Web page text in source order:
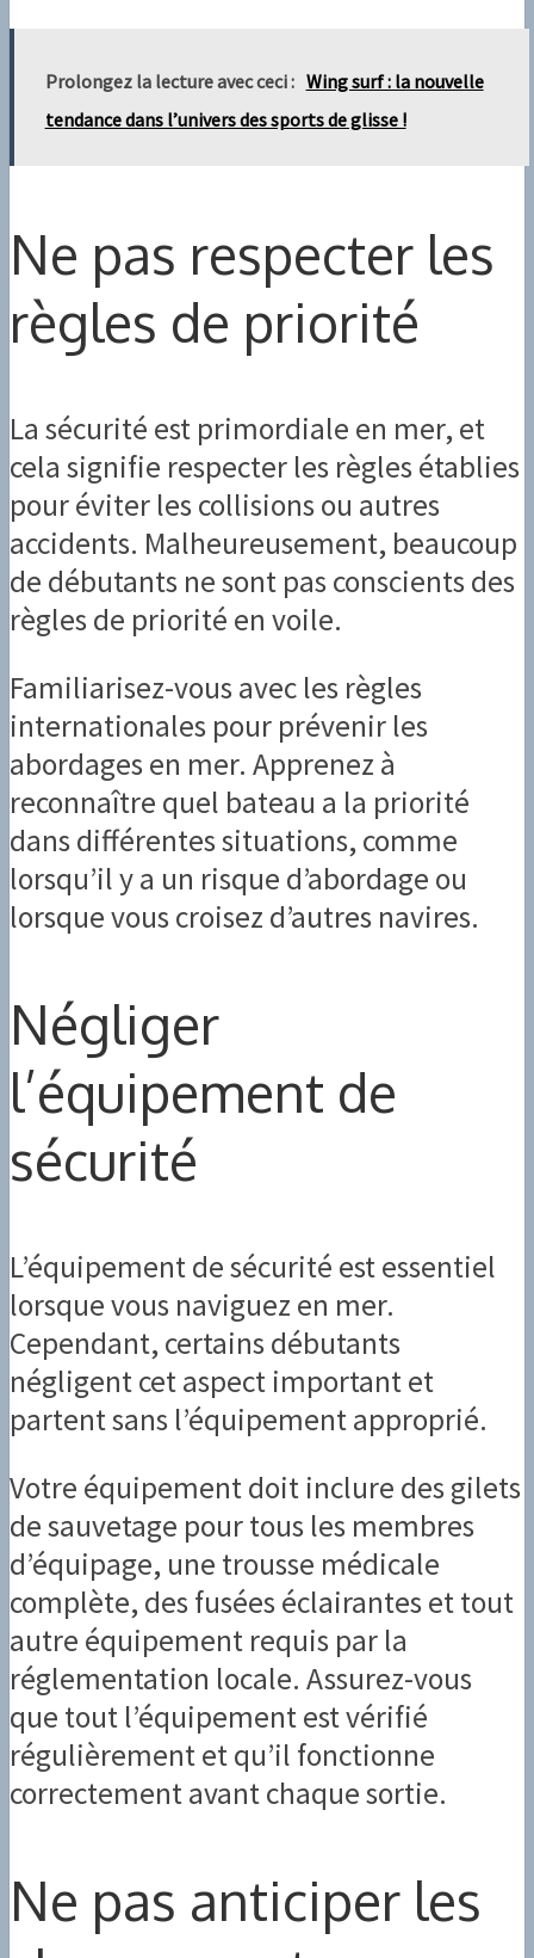
Prolongez la lecture avec ceci : Wing surf : la nouvelle
tendance dans l’univers des sports de glisse !
Ne pas respecter les
règles de priorité
La sécurité est primordiale en mer, et
cela signifie respecter les règles établies
pour éviter les collisions ou autres
accidents. Malheureusement, beaucoup
de débutants ne sont pas conscients des
règles de priorité en voile.
Familiarisez-vous avec les règles
internationales pour prévenir les
abordages en mer. Apprenez à
reconnaître quel bateau a la priorité
dans différentes situations, comme
lorsqu’il y a un risque d’abordage ou
lorsque vous croisez d’autres navires.
Négliger
l’équipement de
sécurité
L’équipement de sécurité est essentiel
lorsque vous naviguez en mer.
Cependant, certains débutants
négligent cet aspect important et
partent sans l’équipement approprié.
Votre équipement doit inclure des gilets
de sauvetage pour tous les membres
d’équipage, une trousse médicale
complète, des fusées éclairantes et tout
autre équipement requis par la
réglementation locale. Assurez-vous
que tout l’équipement est vérifié
régulièrement et qu’il fonctionne
correctement avant chaque sortie.
Ne pas anticiper les